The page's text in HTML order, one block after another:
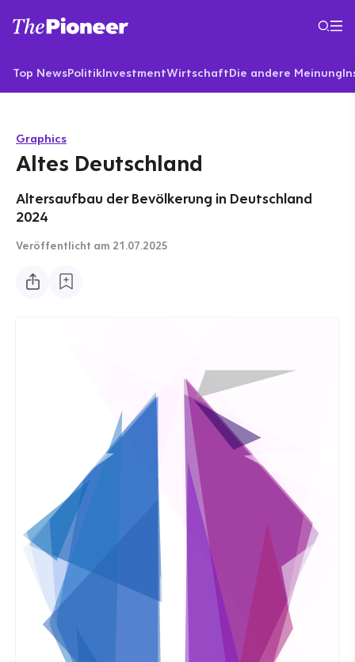
Top NewsPolitikInvestmentWirtschaftDie andere Meinung
Graphics
Altes Deutschland
Altersaufbau der Bevölkerung in Deutschland
2024
Veröffentlicht am 21.07.2025